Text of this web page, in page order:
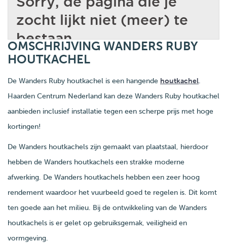
OMSCHRIJVING WANDERS RUBY
HOUTKACHEL
De Wanders Ruby houtkachel is een hangende houtkachel.
Haarden Centrum Nederland kan deze Wanders Ruby houtkachel
aanbieden inclusief installatie tegen een scherpe prijs met hoge
kortingen!
De Wanders houtkachels zijn gemaakt van plaatstaal, hierdoor
hebben de Wanders houtkachels een strakke moderne
afwerking. De Wanders houtkachels hebben een zeer hoog
rendement waardoor het vuurbeeld goed te regelen is. Dit komt
ten goede aan het milieu. Bij de ontwikkeling van de Wanders
houtkachels is er gelet op gebruiksgemak, veiligheid en
vormgeving.